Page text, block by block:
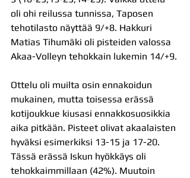
oli ohi reilussa tunnissa, Taposen
tehotilasto näyttää 9/+8. Hakkuri
Matias Tihumäki oli pisteiden valossa
Akaa-Volleyn tehokkain lukemin 14/+9.
Ottelu oli muilta osin ennakoidun
mukainen, mutta toisessa erässä
kotijoukkue kiusasi ennakkosuosikkia
aika pitkään. Pisteet olivat akaalaisten
hyväksi esimerkiksi 13-15 ja 17-20.
Tässä erässä Iskun hyökkäys oli
tehokkaimmillaan (42%). Muutoin